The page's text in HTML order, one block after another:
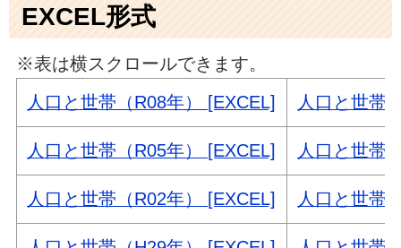
EXCEL形式
※表は横スクロールできます。
人口と世帯（R08年） [EXCEL]
人口と世帯
人口と世帯（R05年） [EXCEL] 人口と世帯
人口と世帯（R02年） [EXCEL] 人口と世帯